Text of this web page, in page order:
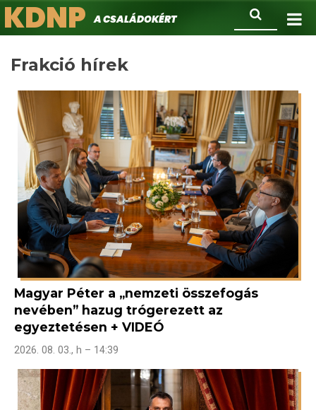
Ugrás
a
Keresés
KDNPA családokért.
Frakció hírek
Magyar Péter a „nemzeti összefogás
nevében” hazug trógerezett az
egyeztetésen + VIDEÓ
2026. 08. 03., h – 14:39